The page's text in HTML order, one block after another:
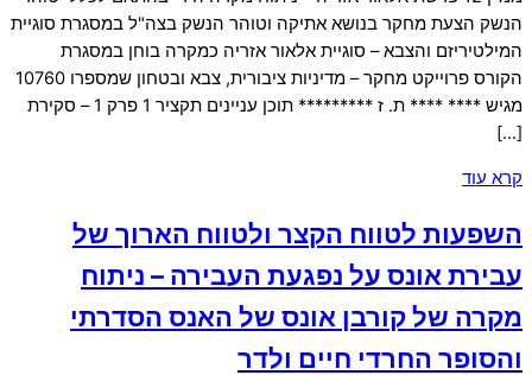
הנשק הצעת מחקר בנושא אתיקה וטוהר הנשק בצה"ל במסגרת סוגיית
המילטיריזם והצבא – סוגיית אלאור אזריה כמקרה בוחן במסגרת
הקורס פרוייקט מחקר – מדיניות ציבורית, צבא ובטחון שמספרו 10760
מגיש **** **** ת. ז ********* תוכן עניינים תקציר 1 פרק 1 – סקירת
[…]
קרא עוד
השפעות לטווח הקצר ולטווח הארוך של
עבירת אונס על נפגעת העבירה – ניתוח
מקרה של קורבן אונס של האנס הסדרתי
והסופר החרדי חיים ולדר